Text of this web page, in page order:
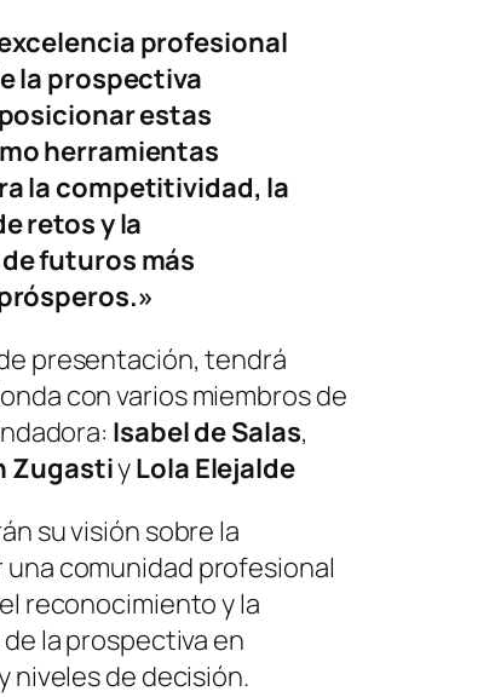
profesional
la prospectiva
estas
herramientas
la competitividad, la
retos y la
futuros más
presentación, tendrá
con varios miembros de
Isabel de Salas,
ZugastiyLola Elejalde
su visión sobre la
comunidad profesional
reconocimiento y la
la prospectiva en
niveles de decisión.